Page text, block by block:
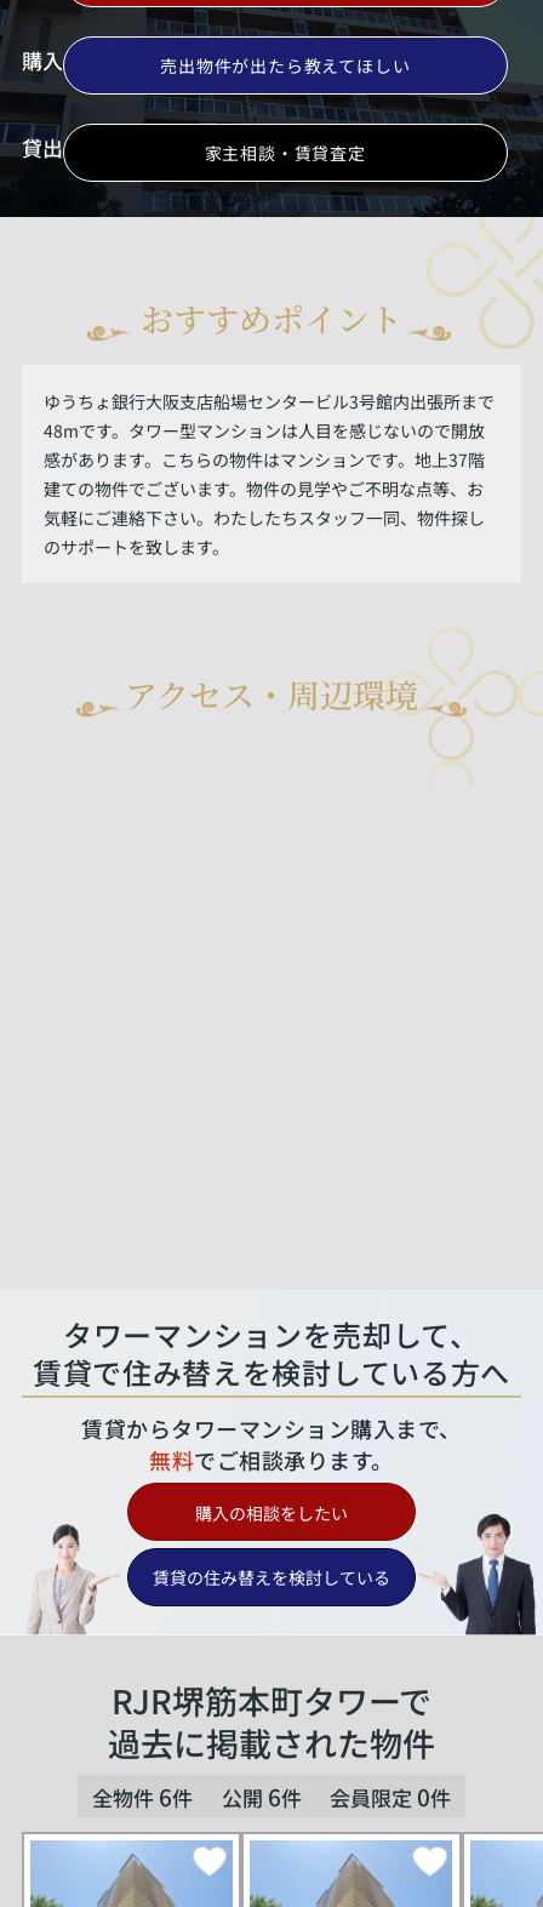
購入 売出物件が出たら教えてほしい
貸出 家主相談・賃貸査定
おすすめポイント
ゆうちょ銀行大阪支店船場センタービル3号館内出張所まで
48mです。タワー型マンションは人目を感じないので開放
感があります。こちらの物件はマンションです。地上37階
建ての物件でございます。物件の見学やご不明な点等、お
気軽にご連絡下さい。わたしたちスタッフ一同、物件探し
のサポートを致します。
アクセス・周辺環境
タワーマンションを売却して、
賃貸で住み替えを検討している方へ
賃貸からタワーマンション購入まで、
無料でご相談承ります。
購入の相談をしたい
賃貸の住み替えを検討している
RJR堺筋本町タワーで
過去に掲載された物件
全物件 6件 公開 6件 会員限定 0件